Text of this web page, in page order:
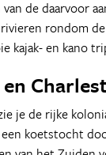
de daarvoor
rondom
kajak- en kano
je de rijke
koetstocht